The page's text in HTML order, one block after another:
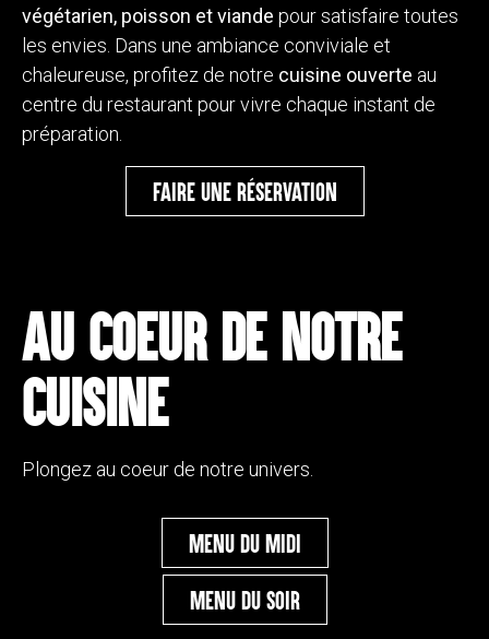
végétarien, poisson et viande pour satisfaire toutes
les envies. Dans une ambiance conviviale et
chaleureuse, profitez de notre cuisine ouverte au
centre du restaurant pour vivre chaque instant de
préparation.
FAIRE UNE RÉSERVATION
AU COEUR DE NOTRE
CUISINE
Plongez au coeur de notre univers.
Menu du midi
Menu du soir